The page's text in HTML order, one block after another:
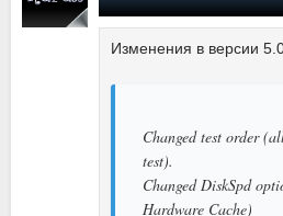
Изменения в версии
Changed test order
test).
Changed DiskSpd
Hardware Cache)